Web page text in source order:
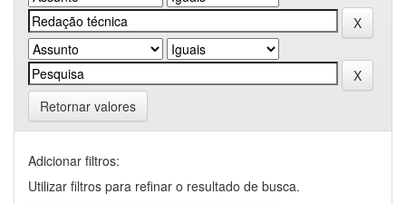
Retornar valores
Adicionar filtros:
Utilizar filtros para refinar o resultado de busca.